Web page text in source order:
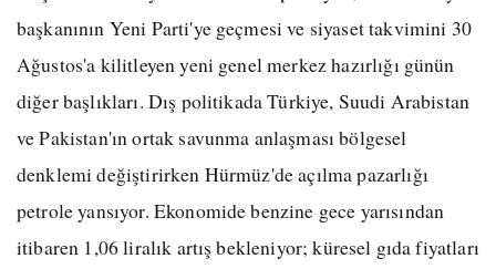
başkanının Yeni Parti'ye geçmesi ve siyaset takvimini 30
Ağustos'a kilitleyen yeni genel merkez hazırlığı günün
diğer başlıkları. Dış politikada Türkiye, Suudi Arabistan
ve Pakistan'ın ortak savunma anlaşması bölgesel
denklemi değiştirirken Hürmüz'de açılma pazarlığı
petrole yansıyor. Ekonomide benzine gece yarısından
itibaren 1,06 liralık artış bekleniyor; küresel gıda fiyatları